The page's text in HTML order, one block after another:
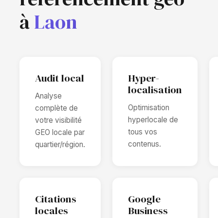
àLaon
Audit local
Analyse
complète de
votre visibilité
GEO locale par
quartier/région.
Hyper-
localisation
Optimisation
hyperlocale de
tous vos
contenus.
Citations
locales
Google
Business